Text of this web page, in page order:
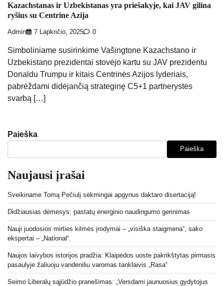
Kazachstanas ir Uzbekistanas yra priešakyje, kai JAV gilina
ryšius su Centrine Azija
Admin 7 Lapkričio, 2025 0
Simboliniame susirinkime Vašingtone Kazachstano ir
Uzbekistano prezidentai stovėjo kartu su JAV prezidentu
Donaldu Trumpu ir kitais Centrinės Azijos lyderiais,
pabrėždami didėjančią strateginę C5+1 partnerystės
svarbą […]
Paieška
Paieška
Naujausi įrašai
Sveikiname Tomą Pečiulį sėkmingai apgynus daktaro disertaciją!
Didžiausias dėmesys: pastatų energinio naudingumo gerinimas
Nauji juodosios mirties kilmės įrodymai – „visiška staigmena“, sako
ekspertai – „National“.
Naujos laivybos istorijos pradžia: Klaipėdos uoste pakrikštytas pirmasis
pasaulyje žaliuoju vandeniliu varomas tanklaivis „Rasa“
Seimo Liberalų sąjūdžio pranešimas: „Versdami jaunuosius gydytojus